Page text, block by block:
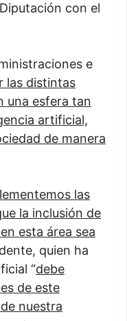
con el
e
las distintas
una esfera tan
artificial,
de manera
las
la inclusión de
esta área sea
quien ha
“debe
de este
nuestra